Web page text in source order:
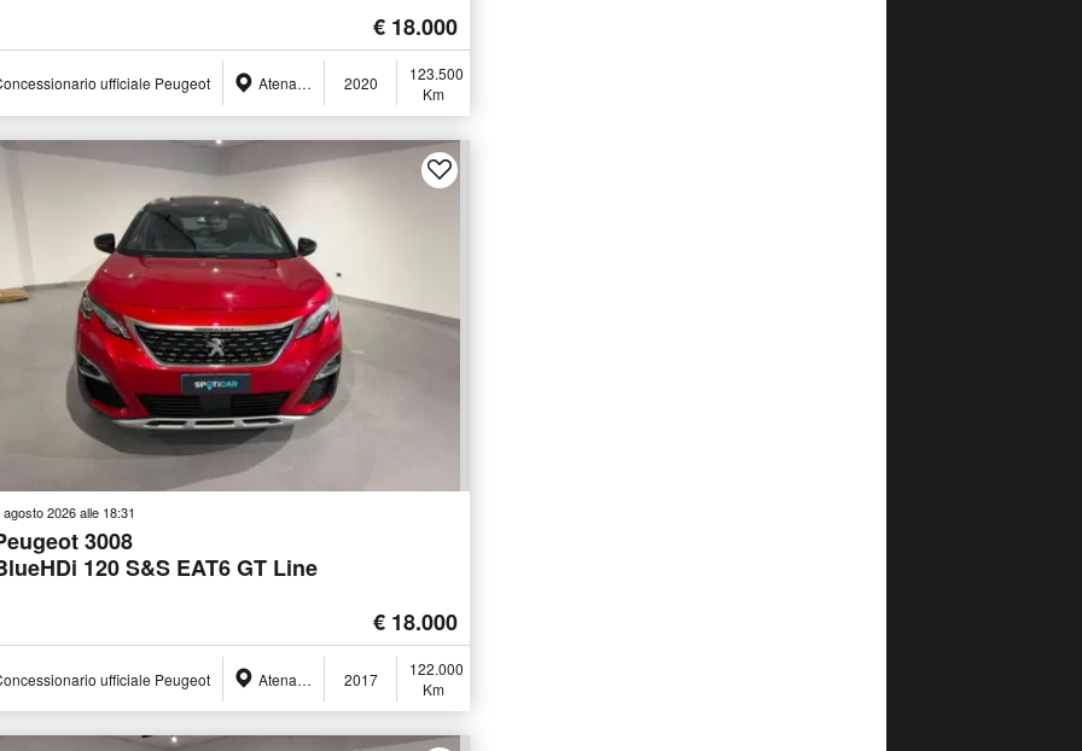
€ 18.000
ufficiale Peugeot Atena Lucana (SA) 2020
123.500
Km
agosto 2026 alle 18:31
3008
120 S&S EAT6 GT Line
€ 18.000
ufficiale Peugeot Atena Lucana (SA) 2017
122.000
Km